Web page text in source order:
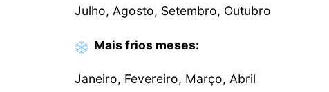
Julho, Agosto, Setembro, Outubro
Mais frios meses:
Janeiro, Fevereiro, Março, Abril